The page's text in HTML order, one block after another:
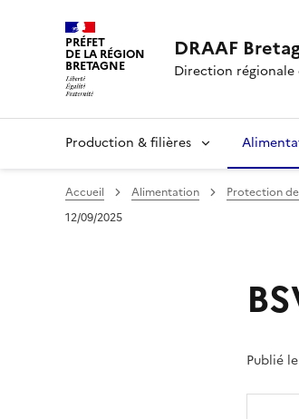
PRÉFET
DE LA RÉGION
BRETAGNE
DRAAF
Direction régionale
Production & filières
Accueil Alimentation Protection
12/09/2025
Publié